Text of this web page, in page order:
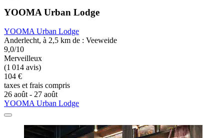
YOOMA Urban Lodge
YOOMA Urban Lodge
Anderlecht, à 2,5 km de : Veeweide
9,0/10
Merveilleux
(1 014 avis)
104 €
taxes et frais compris
26 août - 27 août
YOOMA Urban Lodge